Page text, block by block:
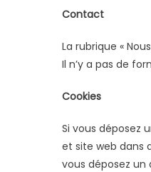
Contact
La rubrique «
Il n’y a pas de
Cookies
Si vous déposez
et site web dans
vous déposez un